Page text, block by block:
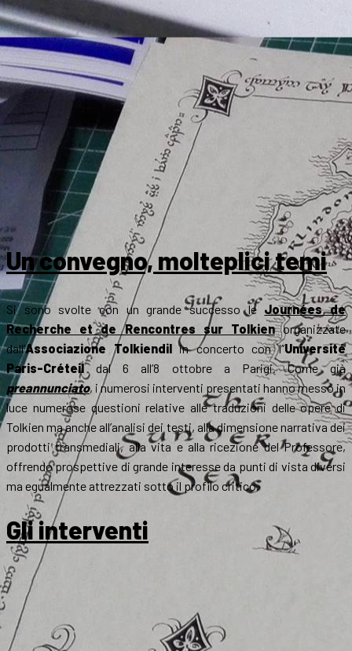
Un convegno, molteplici temi
Si sono svolte con un grande successo le Journées de
Recherche et de Rencontres sur Tolkienorganizzate
dall’Associazione Tolkiendilin concerto con l’’Université
Paris-Créteildal 6 all’8 ottobre a Parigi. Come già
preannunciato, i numerosi interventi presentati hanno messo in
luce numerose questioni relative alle traduzioni delle opere di
Tolkien ma anche all’analisi dei testi, alla dimensione narrativa dei
prodotti transmediali, alla vita e alla ricezione del Professore,
offrendo prospettive di grande interesse da punti di vista diversi
ma egualmente attrezzati sotto il profilo critico.
Gli interventi